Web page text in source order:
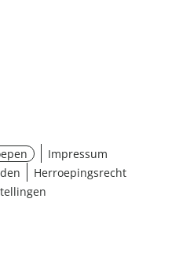
Impressum
Herroepingsrecht